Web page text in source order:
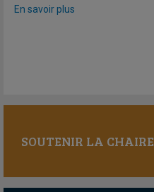
En savoir plus
SOUTENIR LA CHAIRE